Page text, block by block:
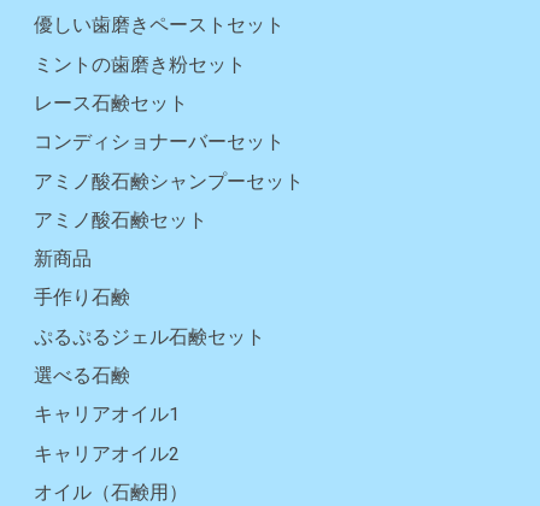
優しい歯磨きペーストセット
ミントの歯磨き粉セット
レース石鹸セット
コンディショナーバーセット
アミノ酸石鹸シャンプーセット
アミノ酸石鹸セット
新商品
手作り石鹸
ぷるぷるジェル石鹸セット
選べる石鹸
キャリアオイル1
キャリアオイル2
オイル（石鹸用）